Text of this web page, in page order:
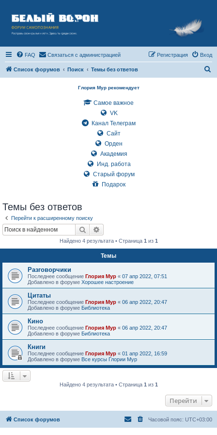
FAQ Связаться с администрацией Вход
Регистрация
Список форумов Поиск Темы без ответов
Глория Мур рекомендует
Самое важное
VK
Канал Телеграм
Сайт
Орден
Академия
Инд. работа
Старый форум
Подарок
Темы без ответов
Перейти к расширенному поиску
Поиск
Найдено 4 результата • Страница 1 из 1
Темы
Разговорчики
Последнее сообщение Глория Мур « 07 апр 2022, 07:51
Добавлено в форуме Хорошее настроение
Цитаты
Последнее сообщение Глория Мур « 06 апр 2022, 20:47
Добавлено в форуме Библиотека
Кино
Последнее сообщение Глория Мур « 06 апр 2022, 20:47
Добавлено в форуме Библиотека
Книги
Последнее сообщение Глория Мур « 01 апр 2022, 16:59
Добавлено в форуме Все курсы Глории Мур
Найдено 4 результата • Страница 1 из 1
Перейти
Список форумов Часовой пояс: UTC+03:00